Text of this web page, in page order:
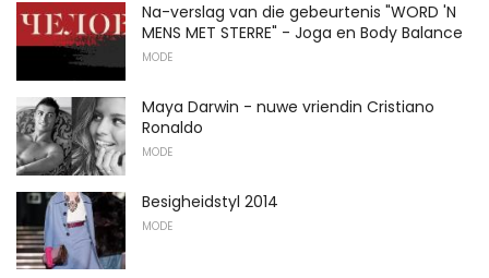
Na-verslag van die gebeurtenis "WORD 'N
MENS MET STERRE" - Joga en Body Balance
MODE
Maya Darwin - nuwe vriendin Cristiano
Ronaldo
MODE
Besigheidstyl 2014
MODE